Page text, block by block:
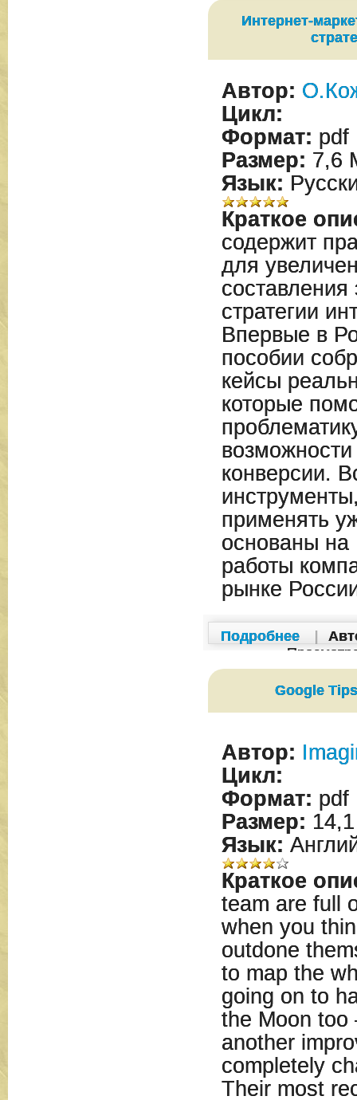
Интернет-
Автор:
Цикл:
Формат: pdf
Размер: 7,6
Язык:
Краткое
содержит
для
стратегии
Впервые в
пособии
кейсы
которые
конверсии.
применять
основаны на
работы
рынке
Подробнее
Google
Автор:
Цикл:
Формат: pdf
Размер:
Язык:
Краткое
team are full
when you
outdone
to map the
going on to
the Moon too
another
completely
Their most